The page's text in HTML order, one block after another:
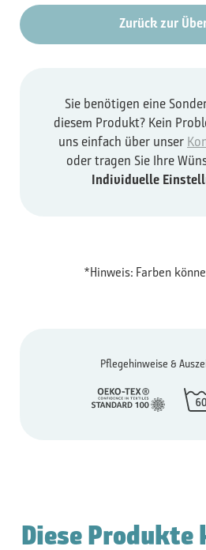
Zurück zur
Sie benötigen eine
diesem Produkt? Kein
uns einfach über unser
oder tragen Sie Ihre
Individuelle
*Hinweis: Farben
Pflegehinweise &
Diese Produkte